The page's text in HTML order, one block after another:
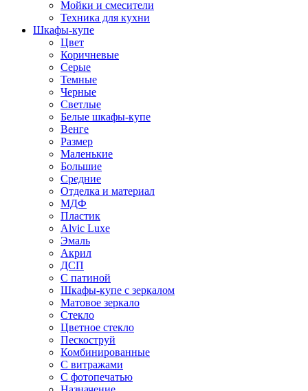
Мойки и смесители
Техника для кухни
Шкафы-купе
Цвет
Коричневые
Серые
Темные
Черные
Светлые
Белые шкафы-купе
Венге
Размер
Маленькие
Большие
Средние
Отделка и материал
МДФ
Пластик
Alvic Luxe
Эмаль
Акрил
ДСП
С патиной
Шкафы-купе с зеркалом
Матовое зеркало
Стекло
Цветное стекло
Пескоструй
Комбинированные
С витражами
С фотопечатью